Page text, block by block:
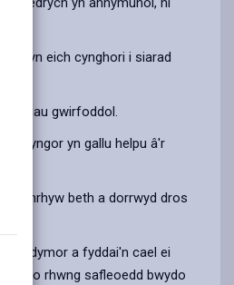
opens
new
tab
(Twitter),
new
yn eich cynghori i siarad
gwirfoddol.
Cyngor yn gallu helpu â'r
unrhyw beth a dorrwyd dros
hirdymor a fyddai'n cael ei
rhwng safleoedd bwydo